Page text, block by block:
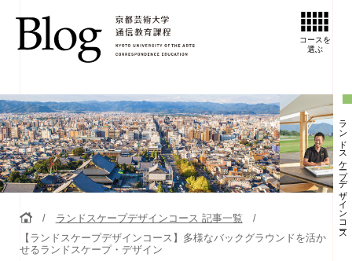
コースを
選ぶ
ランドスケープデザインコース
ランドスケープデザインコース 記事一覧
【ランドスケープデザインコース】多様なバックグラウンドを活か
せるランドスケープ・デザイン